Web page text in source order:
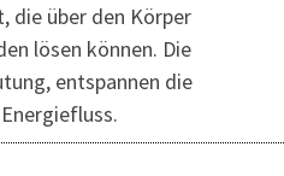
die über den Körper
lösen können. Die
entspannen die